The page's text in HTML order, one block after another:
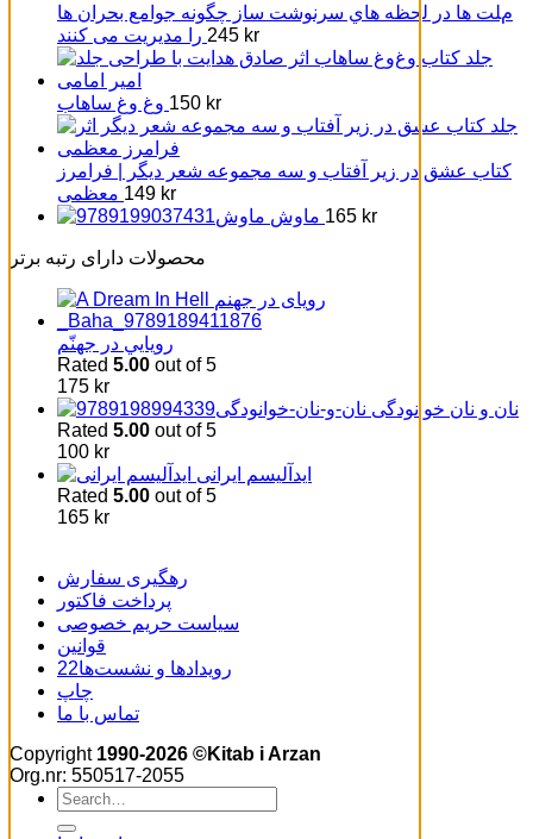
مﻠﺖ ﻫﺎ در ﻟﺤﻈﻪ ﻫﺎي ﺳﺮﻧﻮﺷﺖ ﺳﺎز ﭼﮕﻮﻧﻪ ﺟﻮاﻣﻊ ﺑﺤﺮان ﻫﺎ
را ﻣﺪﯾﺮﯾﺖ ﻣﯽ ﮐﻨﻨﺪ 245 kr
وغ وغ ساهاب 150 kr
کتاب عشق در زیر آفتاب و سه مجموعه شعر دیگر | فرامرز
معظمی 149 kr
ماوش 165 kr
محصولات دارای رتبه برتر
رويايي در جهنّم
Rated 5.00 out of 5
175 kr
نان و نان خوانودگی
Rated 5.00 out of 5
100 kr
اید‌آلیسم ایرانی
Rated 5.00 out of 5
165 kr
رهگیری سفارش
پرداخت فاکتور
سیاست حریم خصوصی
قوانین
22رویدادها و نشست‌ها
چاپ
تماس با ما
Copyright 1990-2026 ©Kitab i Arzan
Org.nr: 550517-2055
Search
for: